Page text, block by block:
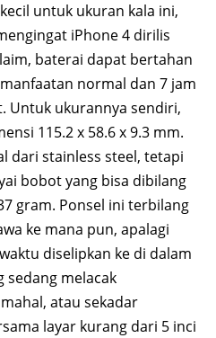
untuk ukuran kala ini,
iPhone 4 dirilis
baterai dapat bertahan
normal dan 7 jam
Untuk ukurannya sendiri,
115.2 x 58.6 x 9.3 mm.
dari stainless steel, tetapi
bobot yang bisa dibilang
gram. Ponsel ini terbilang
ke mana pun, apalagi
diselipkan ke di dalam
sedang melacak
atau sekadar
layar kurang dari 5 inci